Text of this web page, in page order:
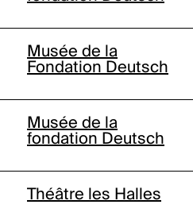
Musée de la
Fondation Deutsch
Musée de la
fondation Deutsch
Théâtre les Halles